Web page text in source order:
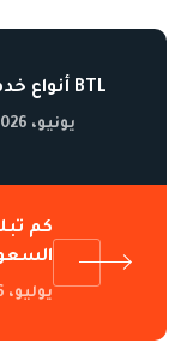
أنواع خدمات BTL
22 يونيو، 2026
كم
12 يوليو، 2026